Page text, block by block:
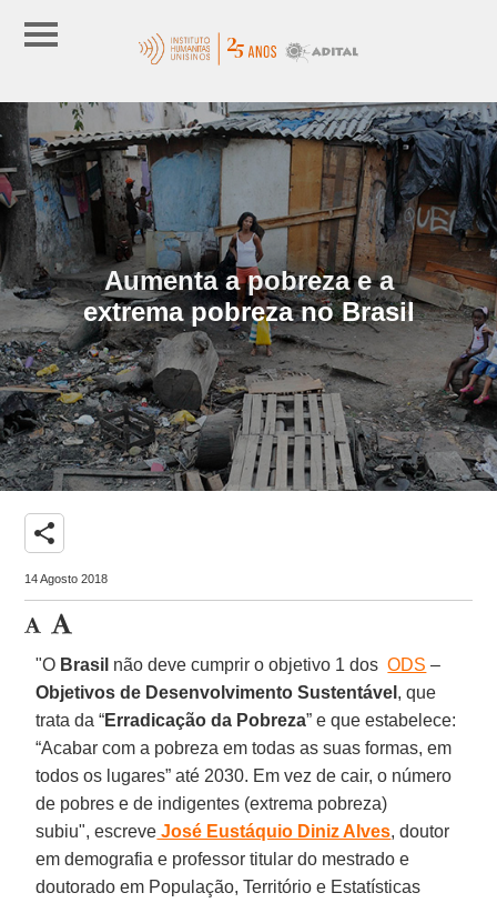
Aumenta a pobreza e a
extrema pobreza no Brasil
share
14 Agosto 2018
"O Brasil não deve cumprir o objetivo 1 dosODS –
Objetivos de Desenvolvimento Sustentável , que
trata da “Erradicação da Pobreza” e que estabelece:
“Acabar com a pobreza em todas as suas formas, em
todos os lugares” até 2030. Em vez de cair, o número
de pobres e de indigentes (extrema pobreza)
subiu", escreve José Eustáquio Diniz Alves, doutor
em demografia e professor titular do mestrado e
doutorado em População, Território e Estatísticas